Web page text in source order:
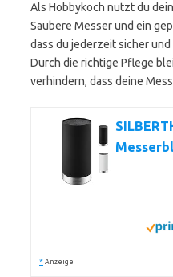
Als Hobbykoch nutzt du
Saubere Messer und ein
dass du jederzeit sicher
Durch die richtige Pflege
verhindern, dass deine
* Anzeige